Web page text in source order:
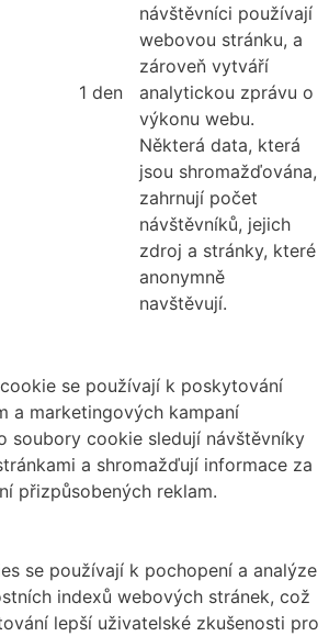
1 den
návštěvníci používají
webovou stránku, a
zároveň vytváří
analytickou zprávu o
výkonu webu.
Některá data, která
jsou shromažďována,
zahrnují počet
návštěvníků, jejich
zdroj a stránky, které
anonymně
navštěvují.
se používají k poskytování
a marketingových kampaní
soubory cookie sledují návštěvníky
a shromažďují informace za
přizpůsobených reklam.
se používají k pochopení a analýze
indexů webových stránek, což
lepší uživatelské zkušenosti pro